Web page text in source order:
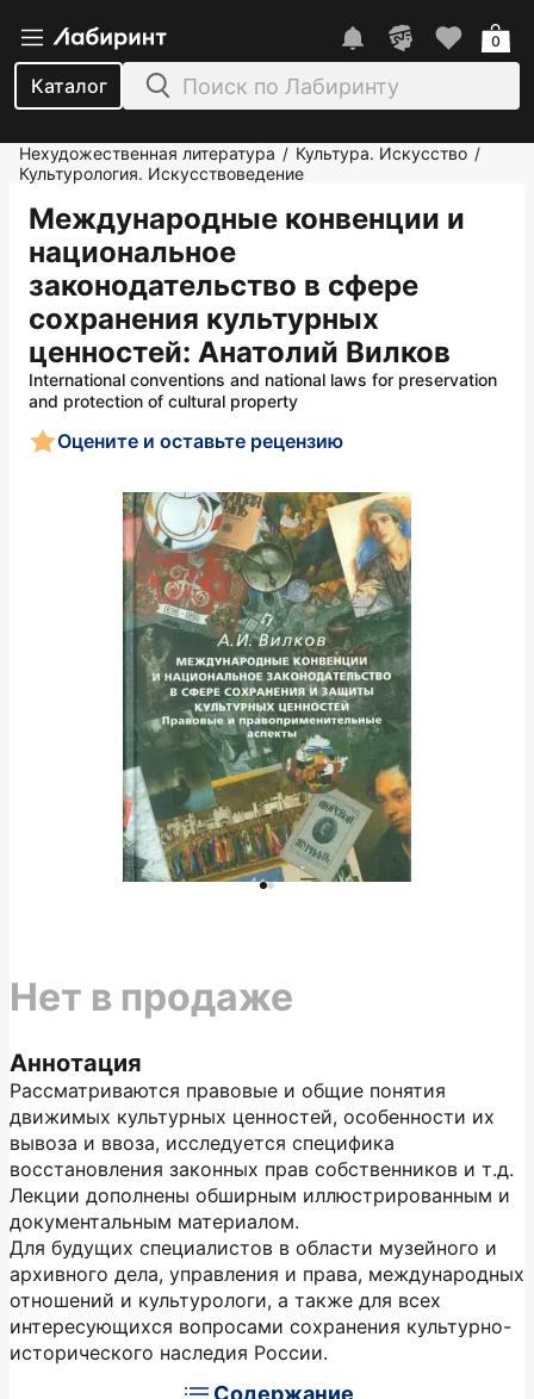
Каталог
0
Нехудожественная литература / Культура. Искусство /
Культурология. Искусствоведение
Международные конвенции и
национальное
законодательство в сфере
сохранения культурных
ценностей: Анатолий Вилков
International conventions and national laws for preservation
and protection of cultural property
Оцените и оставьте рецензию
Аннотация
Рассматриваются правовые и общие понятия
движимых культурных ценностей, особенности их
вывоза и ввоза, исследуется специфика
восстановления законных прав собственников и т.д.
Лекции дополнены обширным иллюстрированным и
документальным материалом.
Для будущих специалистов в области музейного и
архивного дела, управления и права, международных
отношений и культурологи, а также для всех
интересующихся вопросами сохранения культурно-
исторического наследия России.
Содержание
Нет в продаже